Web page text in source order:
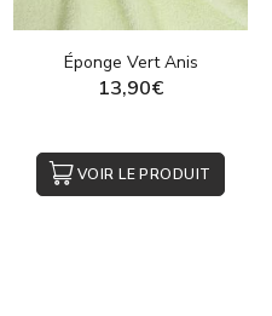
Éponge Vert Anis
13,90€
VOIR LE PRODUIT